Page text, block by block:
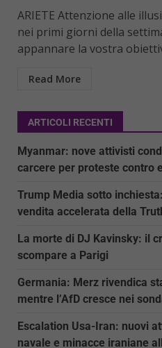
ARIETE Attenzione alle
nei primi giorni della
appannare la vostra
Read More
ARTICOLI RECENTI
Myanmar: nove attivisti
carcere per proteste contro
Trump Media sotto
vendita accelerata della
La morte di DJ Kavinsky: il
scompare a Parigi
Germania: Merz rivendica
mentre l’AfD cresce nei
Escalation Usa-Iran: nuovi
navale e minacce iraniane